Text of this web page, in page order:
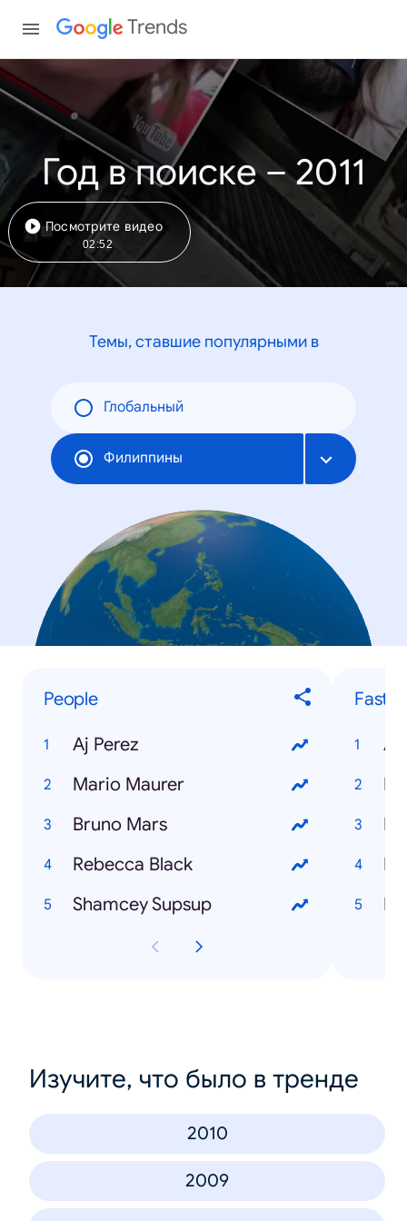
Trends
Год в поиске – 2011
Посмотрите видео
02:52
Темы, ставшие популярными в
Глобальный
Филиппины
People
Aj Perez
Mario Maurer
Bruno Mars
Rebecca Black
Shamcey Supsup
Изучите, что было в тренде
2010
2009